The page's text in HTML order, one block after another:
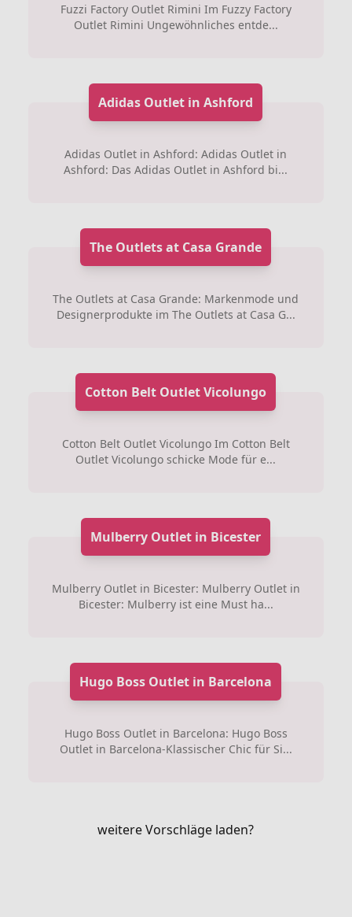
Fuzzi Factory Outlet Rimini Im Fuzzy Factory
Outlet Rimini Ungewöhnliches entde...
Adidas Outlet in Ashford
Adidas Outlet in Ashford: Adidas Outlet in
Ashford: Das Adidas Outlet in Ashford bi...
The Outlets at Casa Grande
The Outlets at Casa Grande: Markenmode und
Designerprodukte im The Outlets at Casa G...
Cotton Belt Outlet Vicolungo
Cotton Belt Outlet Vicolungo Im Cotton Belt
Outlet Vicolungo schicke Mode für e...
Mulberry Outlet in Bicester
Mulberry Outlet in Bicester: Mulberry Outlet in
Bicester: Mulberry ist eine Must ha...
Hugo Boss Outlet in Barcelona
Hugo Boss Outlet in Barcelona: Hugo Boss
Outlet in Barcelona-Klassischer Chic für Si...
weitere Vorschläge laden?